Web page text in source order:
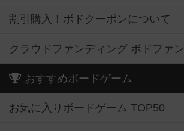
割引購入！ボドクーポンについて
クラウドファンディング ボドファン
おすすめボードゲーム
お気に入りボードゲーム TOP50